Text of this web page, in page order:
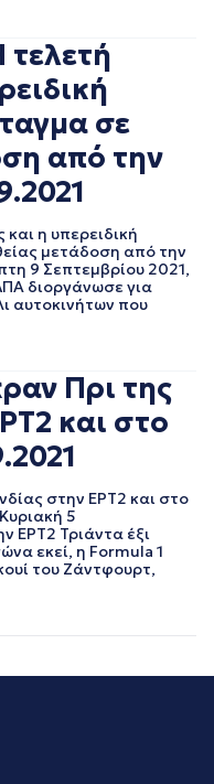
τελετή
σε
από την
η υπερειδική
μετάδοση από την
9 Σεπτεμβρίου 2021,
διοργάνωσε για
αυτοκινήτων που
Πρι της
και στο
στην ΕΡΤ2 και στο
5
ΕΡΤ2 Τριάντα έξι
εκεί, η Formula 1
του Ζάντφουρτ,